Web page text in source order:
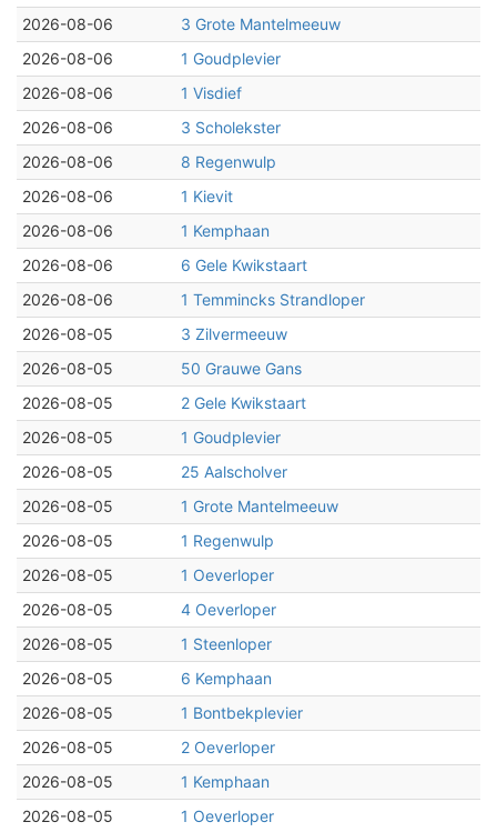
2026-08-06
3 Grote Mantelmeeuw
2026-08-06
1 Goudplevier
2026-08-06
1 Visdief
2026-08-06
3 Scholekster
2026-08-06
8 Regenwulp
2026-08-06
1 Kievit
2026-08-06
1 Kemphaan
2026-08-06
6 Gele Kwikstaart
2026-08-06
1 Temmincks Strandloper
2026-08-05
3 Zilvermeeuw
2026-08-05
50 Grauwe Gans
2026-08-05
2 Gele Kwikstaart
2026-08-05
1 Goudplevier
2026-08-05
25 Aalscholver
2026-08-05
1 Grote Mantelmeeuw
2026-08-05
1 Regenwulp
2026-08-05
1 Oeverloper
2026-08-05
4 Oeverloper
2026-08-05
1 Steenloper
2026-08-05
6 Kemphaan
2026-08-05
1 Bontbekplevier
2026-08-05
2 Oeverloper
2026-08-05
1 Kemphaan
2026-08-05
1 Oeverloper